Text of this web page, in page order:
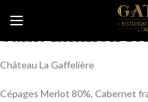
Saint Emilion
Château La Gaffelière
Cépages Merlot 80%, Cabernet